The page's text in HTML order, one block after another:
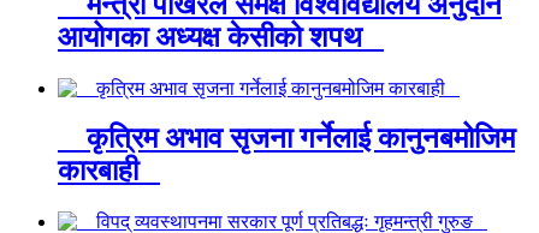
आयोगका अध्यक्ष केसीको शपथ
कृत्रिम अभाव सृजना गर्नेलाई कानुनबमोजिम
कारबाही